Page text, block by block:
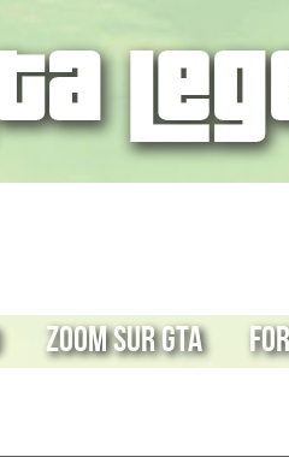
Zoom sur GTA